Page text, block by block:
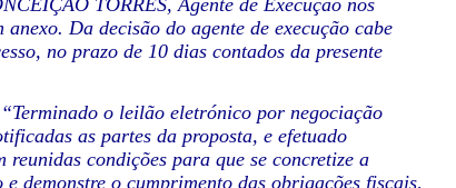
TORRES, Agente de Execução nos
Da decisão do agente de execução cabe
no prazo de 10 dias contados da presente
o leilão eletrónico por negociação
as partes da proposta, e efetuado
condições para que se concretize a
demonstre o cumprimento das obrigações fiscais,